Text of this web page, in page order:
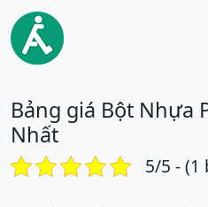
Bảng giá Bột Nhựa
Nhất
5/5 - (1